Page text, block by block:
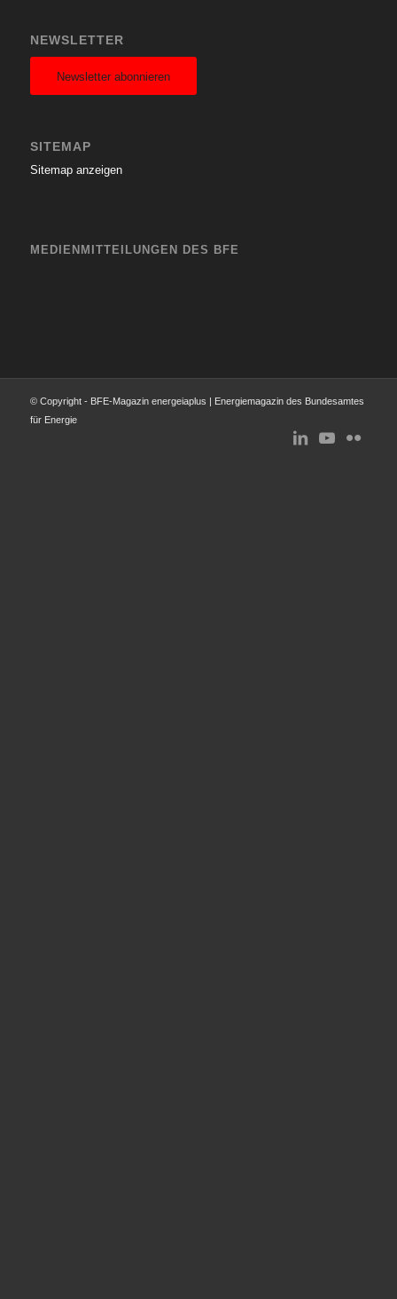
NEWSLETTER
Newsletter abonnieren
SITEMAP
Sitemap anzeigen
MEDIENMITTEILUNGEN DES BFE
© Copyright - BFE-Magazin energeiaplus | Energiemagazin des Bundesamtes
für Energie